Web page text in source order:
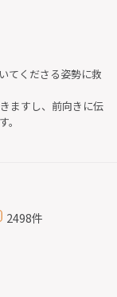
てくださる姿勢に救
ますし、前向きに伝
2498件